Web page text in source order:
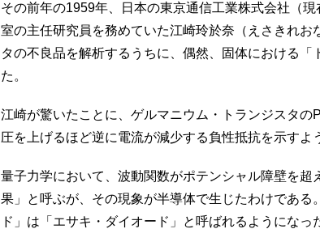
その前年の1959年、日本の東京通信工業株式会社（
室の主任研究員を務めていた江崎玲於奈（えさきれお
タの不良品を解析するうちに、偶然、固体における「
た。
江崎が驚いたことに、ゲルマニウム・トランジスタの
圧を上げるほど逆に電流が減少する負性抵抗を示すよ
量子力学において、波動関数がポテンシャル障壁を超
果」と呼ぶが、その現象が半導体で生じたわけである
ド」は「エサキ・ダイオード」と呼ばれるようになっ